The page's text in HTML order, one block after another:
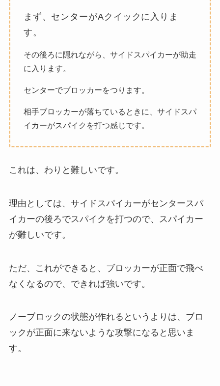
まず、センターがAクイックに入りま
す。
その後ろに隠れながら、サイドスパイカーが助走
に入ります。
センターでブロッカーをつります。
相手ブロッカーが落ちているときに、サイドスパ
イカーがスパイクを打つ感じです。
これは、わりと難しいです。
理由としては、サイドスパイカーがセンタースパ
イカーの後ろでスパイクを打つので、スパイカー
が難しいです。
ただ、これができると、ブロッカーが正面で飛べ
なくなるので、できれば強いです。
ノーブロックの状態が作れるというよりは、ブロ
ックが正面に来ないような攻撃になると思いま
す。